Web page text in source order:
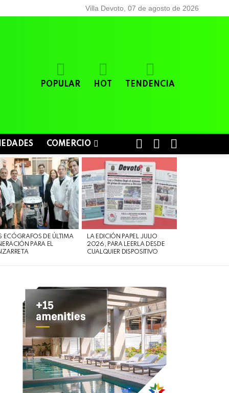
Villa Devoto, 07 de agosto de 2026
POPULAR HOT TENDENCIA
COMERCIO
SWITCH
SKIN
ECÓGRAFOS DE ÚLTIMA
PARA EL
LA EDICIÓN PAPEL JULIO
2026, PARA LEERLA DESDE
CUALQUIER DISPOSITIVO